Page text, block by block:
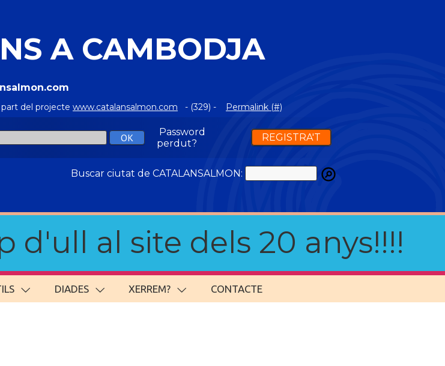
A CAMBODJA
del projecte www.catalansalmon.com - (329) - Permalink (#)
Password
perdut?
REGISTRA'T
Buscar ciutat de CATALANSALMON:
d'ull al site dels 20 anys!!!!
DIADES XERREM? CONTACTE